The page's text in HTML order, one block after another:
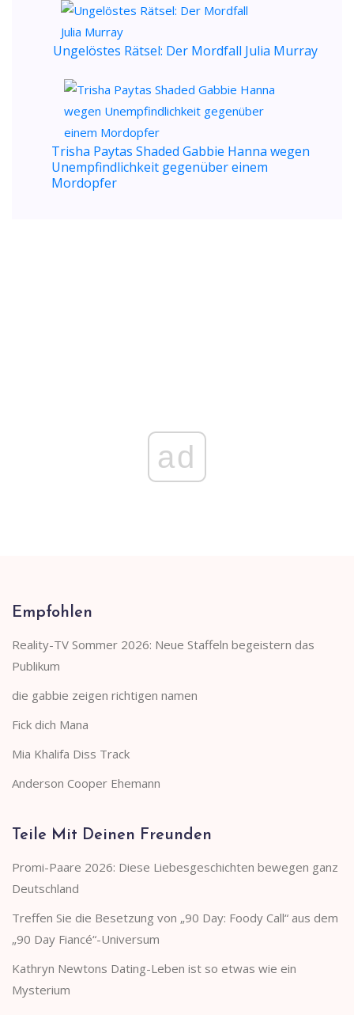
Ungelöstes Rätsel: Der Mordfall Julia Murray
Trisha Paytas Shaded Gabbie Hanna wegen
Unempfindlichkeit gegenüber einem
Mordopfer
ad
Empfohlen
Reality-TV Sommer 2026: Neue Staffeln begeistern das
Publikum
die gabbie zeigen richtigen namen
Fick dich Mana
Mia Khalifa Diss Track
Anderson Cooper Ehemann
Teile Mit Deinen Freunden
Promi-Paare 2026: Diese Liebesgeschichten bewegen ganz
Deutschland
Treffen Sie die Besetzung von „90 Day: Foody Call“ aus dem
„90 Day Fiancé“-Universum
Kathryn Newtons Dating-Leben ist so etwas wie ein
Mysterium